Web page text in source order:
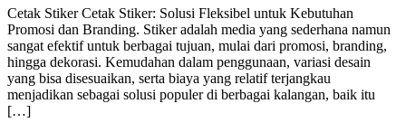
Cetak Stiker Cetak Stiker: Solusi Fleksibel untuk Kebutuhan
Promosi dan Branding. Stiker adalah media yang sederhana namun
sangat efektif untuk berbagai tujuan, mulai dari promosi, branding,
hingga dekorasi. Kemudahan dalam penggunaan, variasi desain
yang bisa disesuaikan, serta biaya yang relatif terjangkau
menjadikan sebagai solusi populer di berbagai kalangan, baik itu
[…]